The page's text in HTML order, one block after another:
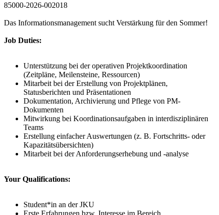
85000-2026-002018
Das Informationsmanagement sucht Verstärkung für den Sommer!
Job Duties:
Unterstützung bei der operativen Projektkoordination
(Zeitpläne, Meilensteine, Ressourcen)
Mitarbeit bei der Erstellung von Projektplänen,
Statusberichten und Präsentationen
Dokumentation, Archivierung und Pflege von PM-
Dokumenten
Mitwirkung bei Koordinationsaufgaben in interdisziplinären
Teams
Erstellung einfacher Auswertungen (z. B. Fortschritts- oder
Kapazitätsübersichten)
Mitarbeit bei der Anforderungserhebung und -analyse
Your Qualifications:
Student*in an der JKU
Erste Erfahrungen bzw. Interesse im Bereich